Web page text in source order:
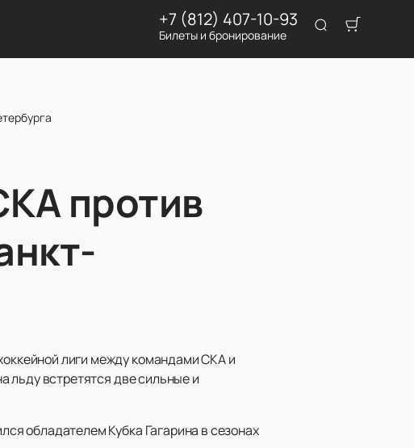
+7 (812) 407-10-93
Билеты и бронирование
против
лиги между командами СКА и
льду встретятся две сильные и
обладателем Кубка Гагарина в сезонах